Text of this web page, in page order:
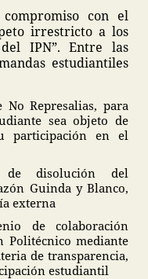
con el
irrestricto a los
IPN”. Entre las
estudiantiles
Represalias, para
sea objeto de
participación en el
disolución del
Guinda y Blanco,
externa
de colaboración
Politécnico mediante
de transparencia,
estudiantil